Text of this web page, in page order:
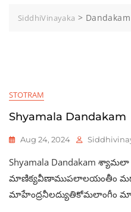
SiddhiVinayaka > Dandakam
STOTRAM
Shyamala Dandakam
Aug 24, 2024
Shyamala Dandakam
మాణిక్యవీణాముపలాలయంతీం
మాహేంద్రనీలద్యుతికోమలాంగీం